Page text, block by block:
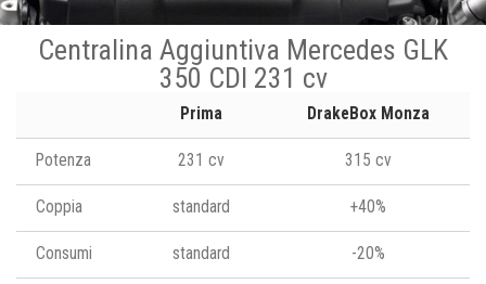
Centralina Aggiuntiva Mercedes GLK
350 CDI 231 cv
Prima DrakeBox Monza
Potenza 231 cv 315 cv
Coppia standard +40%
Consumi standard -20%